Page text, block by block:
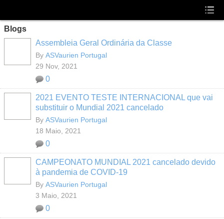
Blogs
Assembleia Geral Ordinária da Classe
By ASVaurien Portugal
29 Nov, 2021
0
2021 EVENTO TESTE INTERNACIONAL que vai
substituir o Mundial 2021 cancelado
By ASVaurien Portugal
18 Maio, 2021
0
CAMPEONATO MUNDIAL 2021 cancelado devido
à pandemia de COVID-19
By ASVaurien Portugal
3 Maio, 2021
0